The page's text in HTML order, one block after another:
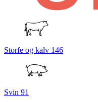
Storfe og kalv 146
Svin 91